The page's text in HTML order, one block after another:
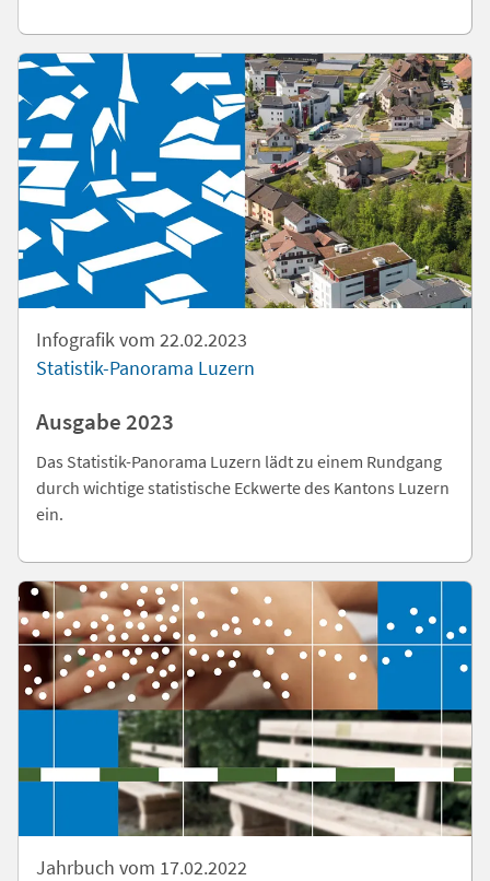
Infografik vom 22.02.2023
Statistik-Panorama Luzern
Ausgabe 2023
Das Statistik-Panorama Luzern lädt zu einem Rundgang
durch wichtige statistische Eckwerte des Kantons Luzern
ein.
Jahrbuch vom 17.02.2022